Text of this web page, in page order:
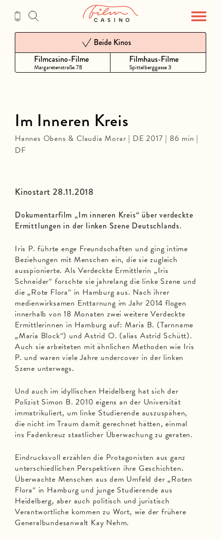
Inhalt
Filmcasino-Filme
Margaretenstraße 78
Beide Kinos
Filmhaus-Filme
Spittelberggasse 3
Kinostart 28.11.2018
Dokumentarfilm „Im inneren Kreis“ über verdeckte
Ermittlungen in der linken Szene Deutschlands.
Iris P. führte enge Freundschaften und ging intime
Beziehungen mit Menschen ein, die sie zugleich
ausspionierte. Als Verdeckte Ermittlerin „Iris
Schneider“ forschte sie jahrelang die linke Szene und
die „Rote Flora“ in Hamburg aus. Nach ihrer
medienwirksamen Enttarnung im Jahr 2014 flogen
innerhalb von 18 Monaten zwei weitere Verdeckte
Ermittlerinnen in Hamburg auf: Maria B. (Tarnname
„Maria Block“) und Astrid O. (alias Astrid Schütt).
Auch sie arbeiteten mit ähnlichen Methoden wie Iris
P. und waren viele Jahre undercover in der linken
Szene unterwegs.
Und auch im idyllischen Heidelberg hat sich der
Polizist Simon B. 2010 eigens an der Universität
immatrikuliert, um linke Studierende auszuspähen,
die nicht im Traum damit gerechnet hätten, einmal
ins Fadenkreuz staatlicher Überwachung zu geraten.
Eindrucksvoll erzählen die Protagonisten aus ganz
unterschiedlichen Perspektiven ihre Geschichten.
Überwachte Menschen aus dem Umfeld der „Roten
Flora“ in Hamburg und junge Studierende aus
Heidelberg, aber auch politisch und juristisch
Verantwortliche kommen zu Wort, wie der frühere
Generalbundesanwalt Kay Nehm.
Im Inneren Kreis
Hannes Obens & Claudia Morar | DE 2017 | 86 min |
DF